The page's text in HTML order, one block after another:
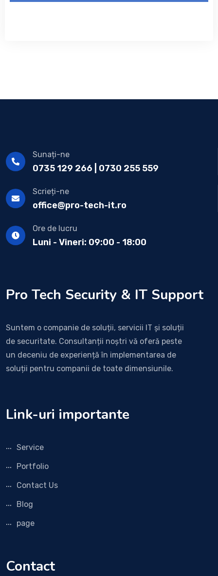
Sunați-ne
0735 129 266 | 0730 255 559
Scrieți-ne
office@pro-tech-it.ro
Ore de lucru
Luni - Vineri: 09:00 - 18:00
Pro Tech Security & IT Support
Suntem o companie de soluții, servicii IT și soluții
de securitate. Consultanții noștri vă oferă peste
un deceniu de experiență în implementarea de
soluții pentru companii de toate dimensiunile.
Link-uri importante
Service
Portfolio
Contact Us
Blog
page
Contact